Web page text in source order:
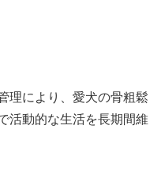
理により、愛犬の骨粗鬆
活動的な生活を長期間維